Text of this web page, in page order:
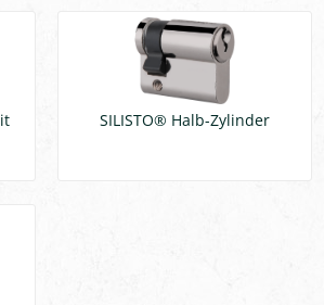
SILISTO® Halb-Zylinder